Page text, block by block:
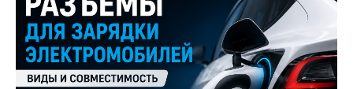
ОТЗЫВЫ
ВАКАНСИИ
О КОМПАНИИ